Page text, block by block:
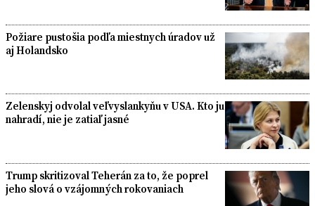
Požiare pustošia podľa miestnych úradov už
aj Holandsko
Zelenskyj odvolal veľvyslankyňu v USA. Kto ju
nahradí, nie je zatiaľ jasné
Trump skritizoval Teherán za to, že poprel
jeho slová o vzájomných rokovaniach